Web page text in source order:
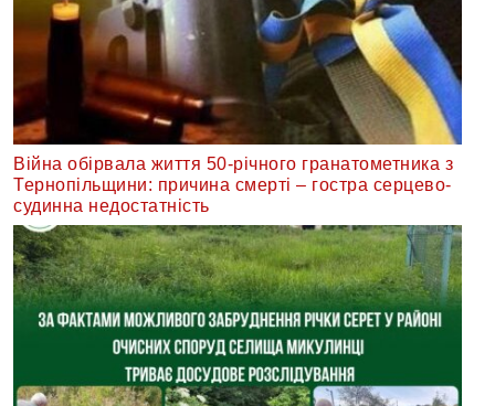
Війна обірвала життя 50-річного гранатометника з
Тернопільщини: причина смерті – гостра серцево-
судинна недостатність